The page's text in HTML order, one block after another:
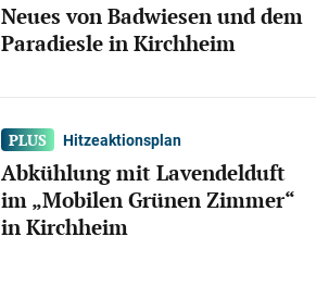
Neues von Badwiesen und dem
Paradiesle in Kirchheim
Hitzeaktionsplan
Abkühlung mit Lavendelduft
im „Mobilen Grünen Zimmer“
in Kirchheim